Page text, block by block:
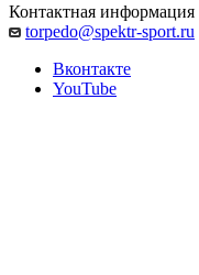
Контактная информация
torpedo@spektr-sport.ru
Вконтакте
YouTube